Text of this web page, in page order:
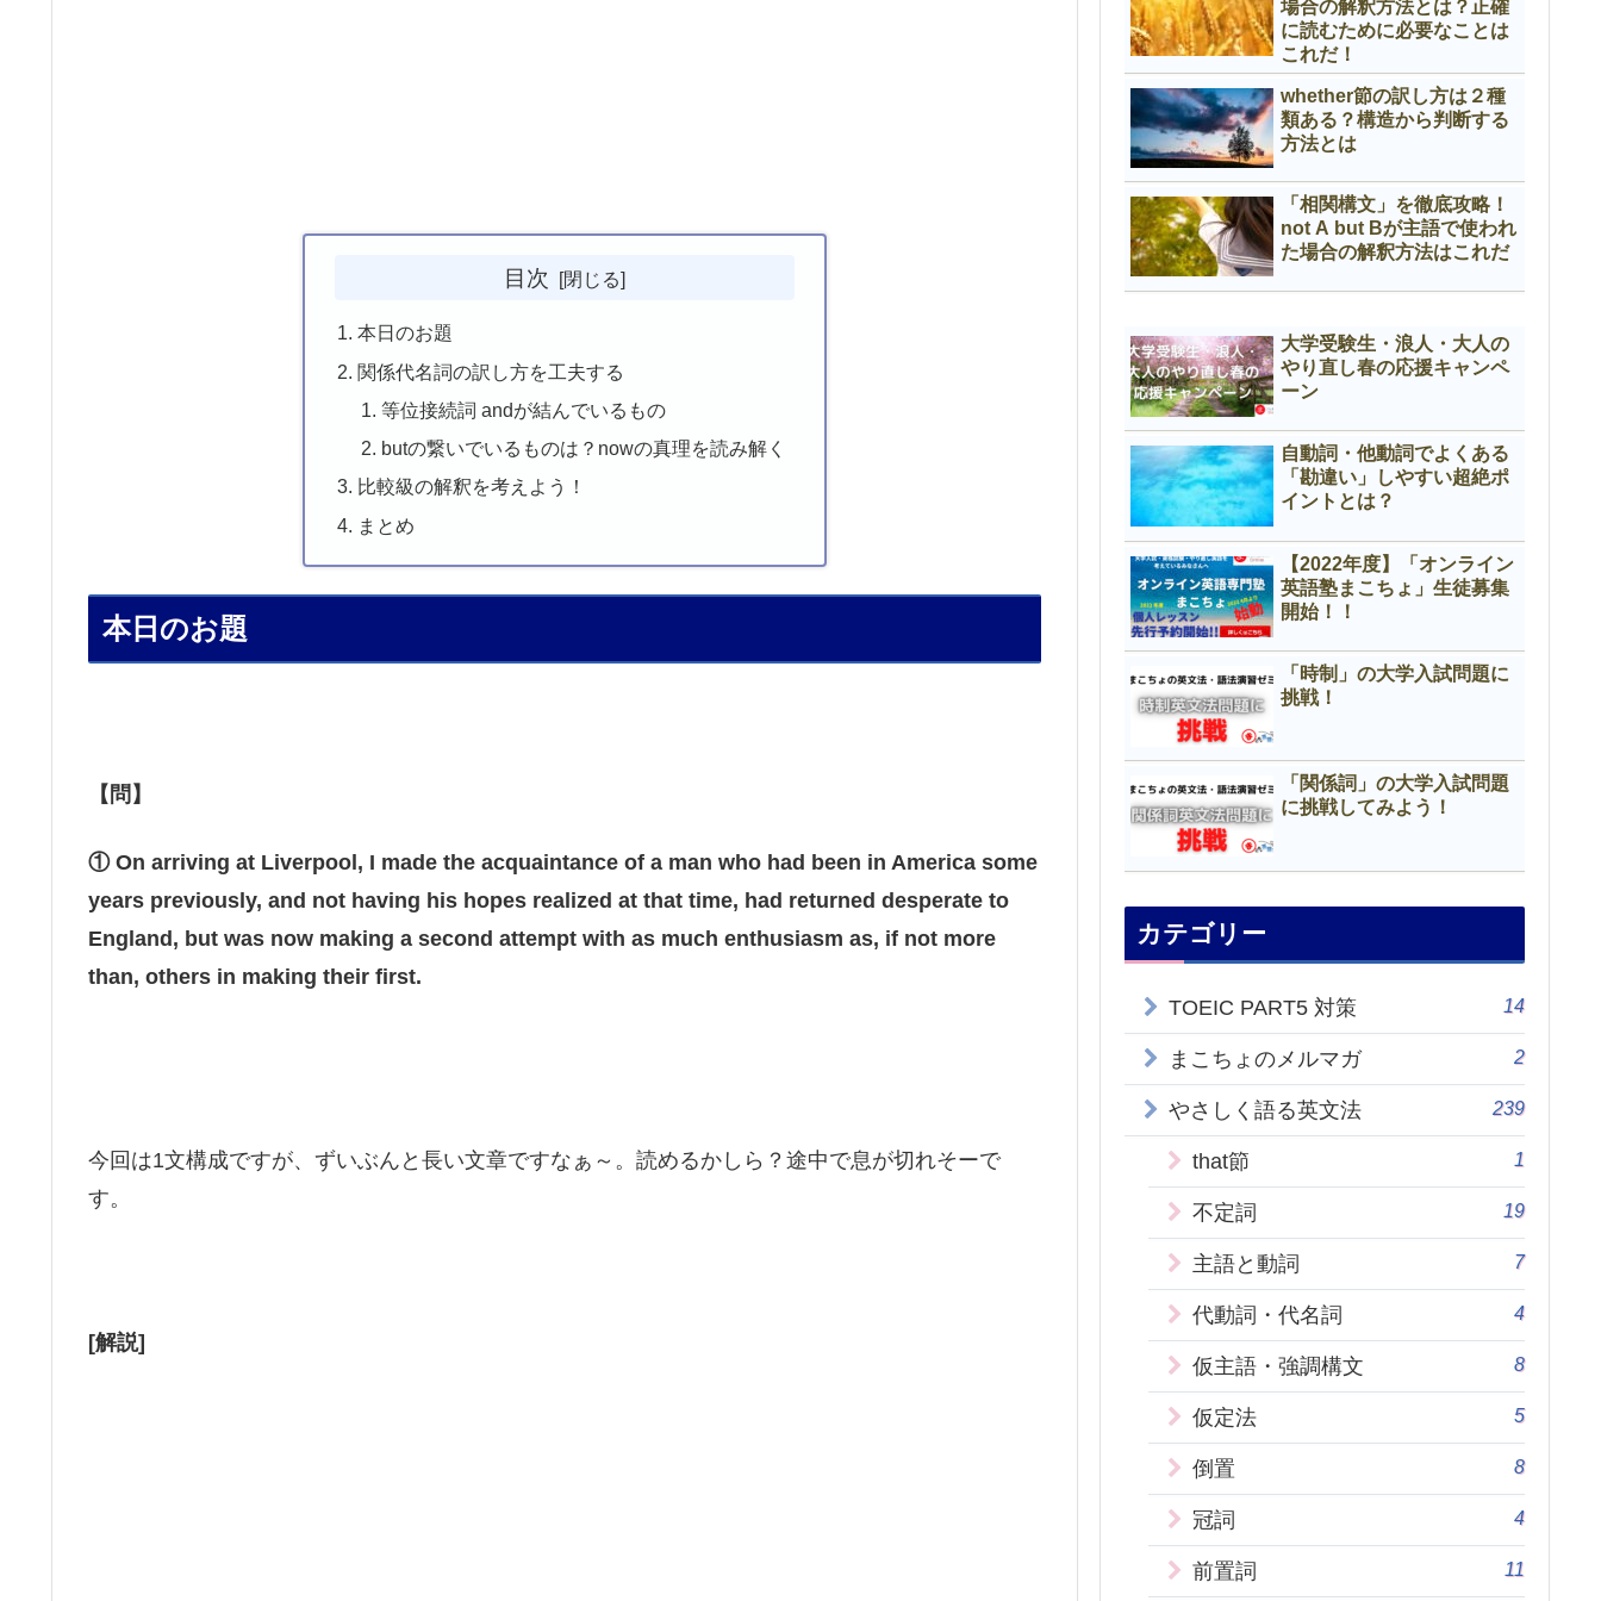
目次
本日のお題
関係代名詞の訳し方を工夫する
等位接続詞 andが結んでいるもの
butの繋いでいるものは？nowの真理を読み解く
比較級の解釈を考えよう！
まとめ
本日のお題
【問】
① On arriving at Liverpool, I made the acquaintance of a man who had been in America some
years previously, and not having his hopes realized at that time, had returned desperate to
England, but was now making a second attempt with as much enthusiasm as, if not more
than, others in making their first.
今回は1文構成ですが、ずいぶんと長い文章ですなぁ～。読めるかしら？途中で息が切れそーで
す。
[解説]
場合の解釈方法とは？正確
に読むために必要なことは
これだ！
whether節の訳し方は２種
類ある？構造から判断する
方法とは
「相関構文」を徹底攻略！
not A but Bが主語で使われ
た場合の解釈方法はこれだ
大学受験生・浪人・大人の
やり直し春の応援キャンペ
ーン
自動詞・他動詞でよくある
「勘違い」しやすい超絶ポ
イントとは？
【2022年度】「オンライン
英語塾まこちょ」生徒募集
開始！！
「時制」の大学入試問題に
挑戦！
「関係詞」の大学入試問題
に挑戦してみよう！
カテゴリー
TOEIC PART5 対策 14
まこちょのメルマガ 2
やさしく語る英文法 239
that節 1
不定詞 19
主語と動詞 7
代動詞・代名詞 4
仮主語・強調構文 8
仮定法 5
倒置 8
冠詞 4
前置詞 11